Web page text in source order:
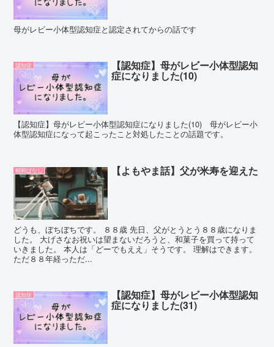
母がレビー小体型認知症と認定されてからの話です
認知症 【認知症】母がレビー小体型認知
症になりました(10)
【認知症】母がレビー小体型認知症になりました(10) 母がレビー小
体型認知症になって起こったこと対処したことの話題です。
昭和ばなし 【よもやま話】父が米寿を迎えた
どうも、ぼちぼちです。 ８８歳 先日、父がとうとう８８歳になりま
した。 大げさなお祝いは望まないだろうと、和菓子を買って持って
いきました。 本人は「どーでもええ」そうです。 理解はできます。
ただ８８年経っただ...
認知症 【認知症】母がレビー小体型認知
症になりました(31)